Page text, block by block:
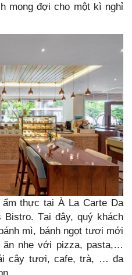
mong đợi cho một kì nghỉ
ẩm thực tại À La Carte Da
Bistro. Tại đây, quý khách
mì, bánh ngọt tươi mới
ăn nhẹ với pizza, pasta,…
cây tươi, cafe, trà, … đa